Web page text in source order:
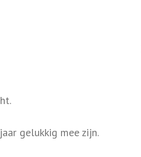
gelukkig mee zijn.